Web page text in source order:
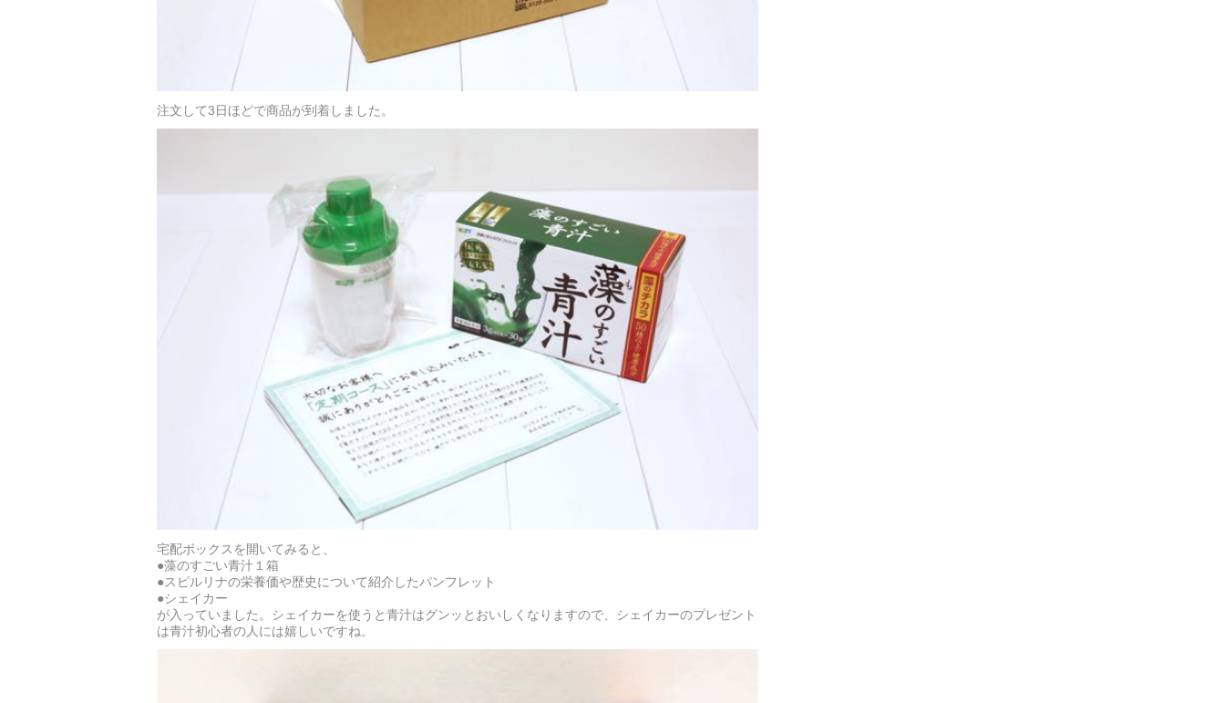
注文して3日ほどで商品が到着しました。
宅配ボックスを開いてみると、
●藻のすごい青汁１箱
●スピルリナの栄養価や歴史について紹介したパンフレット
●シェイカー
が入っていました。シェイカーを使うと青汁はグンッとおいしくなりますので、シェイカーのプレゼント
は青汁初心者の人には嬉しいですね。